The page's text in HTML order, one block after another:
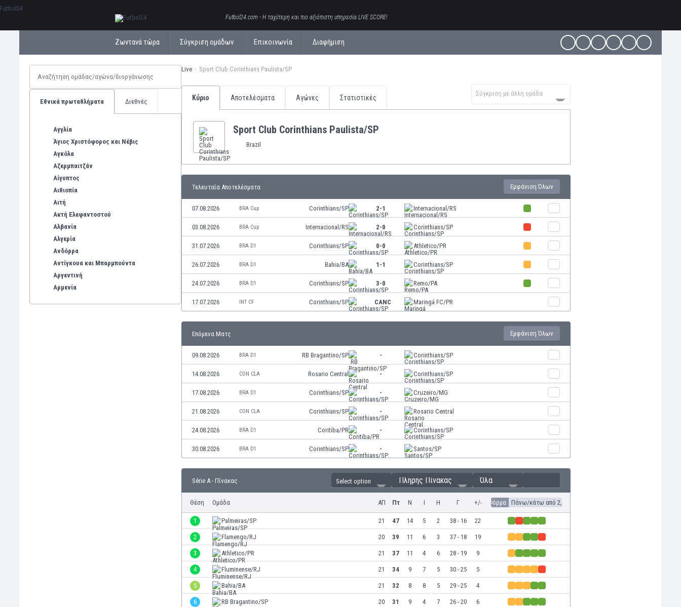
Futbol24.com - Η ταχύτερη και πιο αξιόπιστη υπηρεσία LIVE SCORE!
Ζωντανά τώρα Σύγκριση ομάδων Επικοινωνία Διαφήμιση
Εθνικά πρωταθλήματα Διεθνές
Αγγλία
Άγιος Χριστόφορος και Νέβις
Αγκόλα
Αζερμπαιτζάν
Αίγυπτος
Αιθιοπία
Αιτή
Ακτή Ελεφαντοστού
Αλβανία
Αλγερία
Ανδόρρα
Αντίγκουα και Μπαρμπούντα
Αργεντινή
Αρμενία
Live Sport Club Corinthians Paulista/SP
Κύριο Αποτελέσματα Αγώνες Στατιστικές
Σύγκριση με άλλη ομάδα
Sport Club Corinthians Paulista/SP
Brazil
Τελευταία Αποτελέσματα Εμφάνιση Όλων
07.08.2026 BRA Cup Corinthians/SP 2-1 Internacional/RS
03.08.2026 BRA Cup Internacional/RS 2-0 Corinthians/SP
31.07.2026 BRA D1 Corinthians/SP 0-0 Athletico/PR
26.07.2026 BRA D1 Bahia/BA 1-1 Corinthians/SP
24.07.2026 BRA D1 Corinthians/SP 3-0 Remo/PA
17.07.2026 INT CF Corinthians/SP CANC Maringá FC/PR
Επόμενα Ματς Εμφάνιση Όλων
09.08.2026 BRA D1 RB Bragantino/SP - Corinthians/SP
14.08.2026 CON CLA Rosario Central - Corinthians/SP
17.08.2026 BRA D1 Corinthians/SP - Cruzeiro/MG
21.08.2026 CON CLA Corinthians/SP - Rosario Central
24.08.2026 BRA D1 Coritiba/PR - Corinthians/SP
30.08.2026 BRA D1 Corinthians/SP - Santos/SP
Série A - Πίνακας Select option Πλήρης Πίνακας Όλα
Θέση Ομάδα ΑΠ Πτ Ν Ι Η Γ +/- Φόρμα Πάνω/κάτω από 2,5
1 Palmeiras/SP 21 47 14 5 2 38 - 16 22
2 Flamengo/RJ 20 39 11 6 3 37 - 18 19
3 Athletico/PR 21 37 11 4 6 28 - 19 9
4 Fluminense/RJ 21 34 9 7 5 30 - 25 5
5 Bahia/BA 21 32 8 8 5 29 - 25 4
6 RB Bragantino/SP 20 31 9 4 7 26 - 20 6